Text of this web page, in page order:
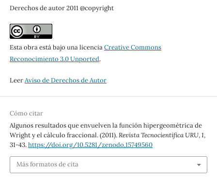
Derechos de autor 2011 @copyright
Esta obra está bajo una licenciaCreative Commons
Reconocimiento 3.0 Unported.
LeerAviso de Derechos de Autor
Cómo citar
Algunos resultados que envuelven la función hipergeométrica de
Wright y el cálculo fraccional. (2011).Revista Tecnocientífica URU,1,
31-43.https://doi.org/10.5281/zenodo.15749560
Más formatos de cita